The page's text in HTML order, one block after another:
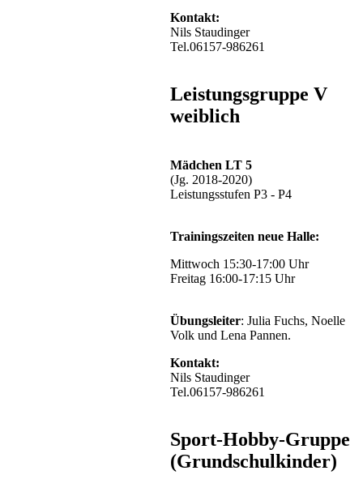
Kontakt:
Nils Staudinger
Tel.06157-986261
Leistungsgruppe V
weiblich
Mädchen LT 5
(Jg. 2018-2020)
Leistungsstufen P3 - P4
Trainingszeiten neue Halle:
Mittwoch 15:30-17:00 Uhr
Freitag 16:00-17:15 Uhr
Übungsleiter: Julia Fuchs, Noelle
Volk und Lena Pannen.
Kontakt:
Nils Staudinger
Tel.06157-986261
Sport-Hobby-Gruppe
(Grundschulkinder)